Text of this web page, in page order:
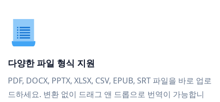
다양한 파일 형식 지원
PDF, DOCX, PPTX, XLSX, CSV, EPUB, SRT 파일을 바로 업로
드하세요. 변환 없이 드래그 앤 드롭으로 번역이 가능합니